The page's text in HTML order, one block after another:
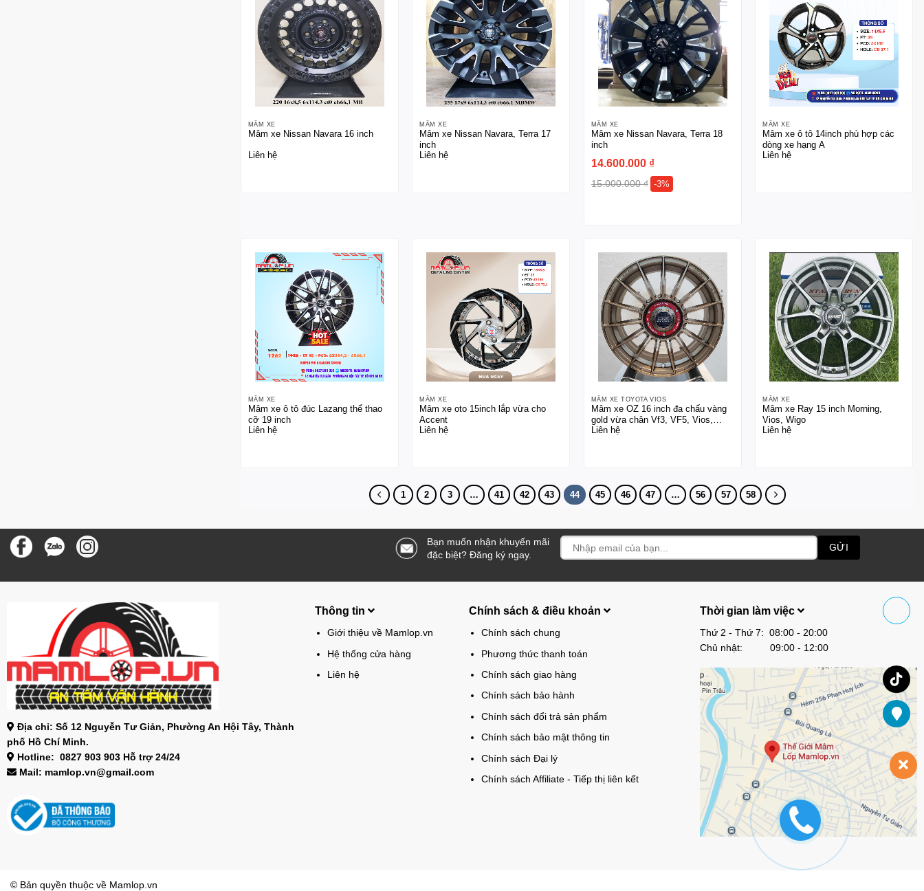
MÂM XE
Mâm xe Nissan Navara 16 inch
Liên hệ
MÂM XE
Mâm xe Nissan Navara, Terra 17
inch
Liên hệ
MÂM XE
Mâm xe Nissan Navara, Terra 18
inch
14.600.000 ₫
15.000.000₫ -3%
MÂM XE
Mâm xe ô tô 14inch phù hợp các
dòng xe hạng A
Liên hệ
MÂM XE
Mâm xe ô tô đúc Lazang thể thao
cỡ 19 inch
Liên hệ
MÂM XE
Mâm xe oto 15inch lắp vừa cho
Accent
Liên hệ
MÂM XE TOYOTA VIOS
Mâm xe OZ 16 inch đa chấu vàng
gold vừa chân Vf3, VF5, Vios,
Accent
Liên hệ
MÂM XE
Mâm xe Ray 15 inch Morning,
Vios, Wigo
Liên hệ
1 2 3 … 41 42 43 44 45 46 47 … 56 57 58
Bạn muốn nhận khuyến mãi
đặc biệt? Đăng ký ngay.
Địa chỉ: Số 12 Nguyễn Tư Giản, Phường An Hội Tây, Thành
phố Hồ Chí Minh.
Hotline: 0827 903 903 Hỗ trợ 24/24
Mail: mamlop.vn@gmail.com
Thông tin
Giới thiệu về Mamlop.vn
Hệ thống cửa hàng
Liên hệ
Chính sách & điều khoản
Chính sách chung
Phương thức thanh toán
Chính sách giao hàng
Chính sách bảo hành
Chính sách đổi trả sản phẩm
Chính sách bảo mật thông tin
Chính sách Đại lý
Chính sách Affiliate - Tiếp thị liên kết
Thời gian làm việc
Thứ 2 - Thứ 7: 08:00 - 20:00
Chủ nhật: 09:00 - 12:00
© Bản quyền thuộc về Mamlop.vn